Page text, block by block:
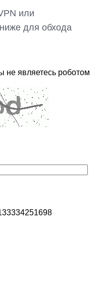
или
для обхода
не являетесь роботом